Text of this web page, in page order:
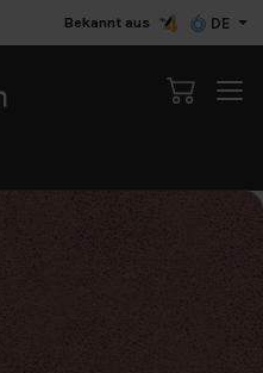
Bekannt aus DE